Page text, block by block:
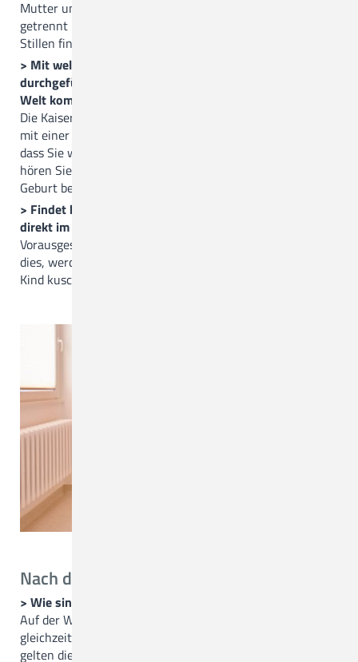
Mutter und Kind werden räumlich nicht voneinander
getrennt und dürfen miteinander bonden. Auch das erste
Stillen findet in der Regel bereits im Kreißsaal statt.
> Mit welcher Narkose wird ein Kaiserschnitt
durchgeführt? Bin ich wach, wenn mein Baby auf die
Welt kommt?
Die Kaiserschnitte in unserem Haus werden im Normalfall
mit einer Spinalanästhesie durchgeführt. Dies bedeutet,
dass Sie während der OP wach, aber schmerzfrei sind. So
hören Sie den ersten Schrei Ihres Kindes und können die
Geburt bewusst miterleben.
> Findet bei einem Kaiserschnitt die Bonding-Phase
direkt im Anschluss noch im OP statt?
Vorausgesetzt der Zustand von Mutter und Kind erlaubt
dies, werden Sie bereits im Operationsraum mit Ihrem
Kind kuscheln.
Nach der Geburt
> Wie sind die Besuchsregelungen auf der Station?
Auf der Wochenbettstation können Sie von zwei Personen
gleichzeitig von 14 bis 19 Uhr Besuch erhalten. Dabei
gelten die allgemeinen Besucherregeln des Christlichen